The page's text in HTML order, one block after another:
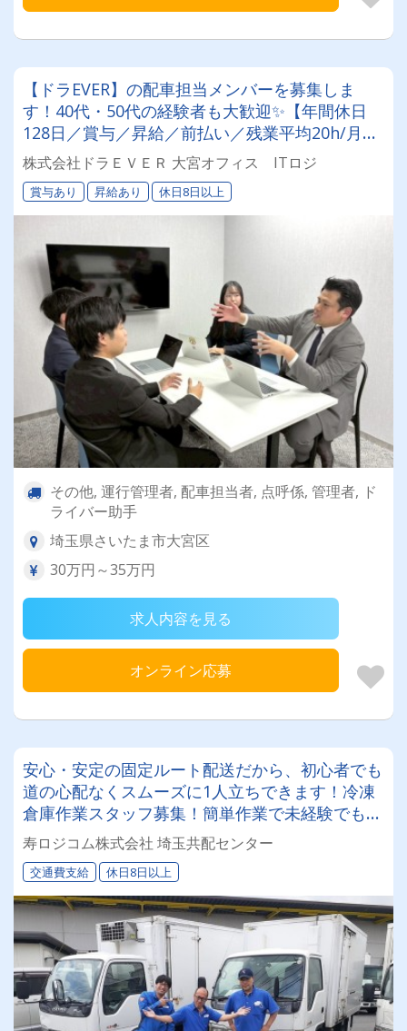
【ドラEVER】の配車担当メンバーを募集しま
す！40代・50代の経験者も大歓迎✨【年間休日
128日／賞与／昇給／前払い／残業平均20h/月】
有給も取りやすい環境です^^
株式会社ドラＥＶＥＲ 大宮オフィス ITロジ
賞与あり 昇給あり 休日8日以上
その他, 運行管理者, 配車担当者, 点呼係, 管理者, ド
ライバー助手
埼玉県さいたま市大宮区
30万円～35万円
求人内容を見る
オンライン応募
安心・安定の固定ルート配送だから、初心者でも
道の心配なくスムーズに1人立ちできます！冷凍
倉庫作業スタッフ募集！簡単作業で未経験でもす
ぐ覚えられます！
寿ロジコム株式会社 埼玉共配センター
交通費支給 休日8日以上